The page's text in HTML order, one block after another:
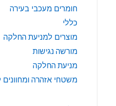
חומרים מעכבי בעירה
כללי
מוצרים למניעת החלקה
מורשה נגישות
מניעת החלקה
משטחי אזהרה ומחוונים